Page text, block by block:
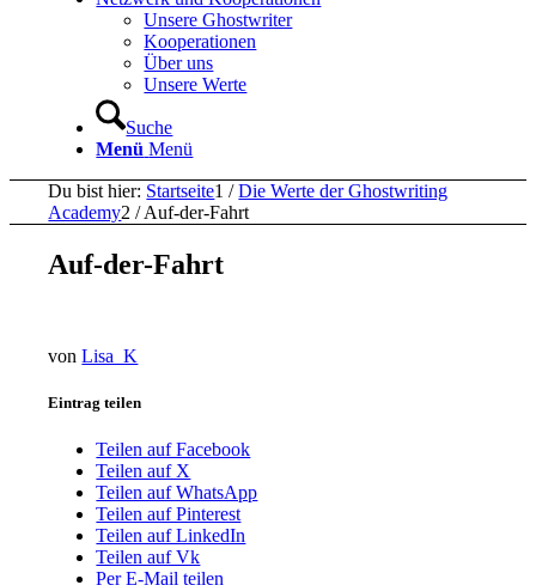
Unsere Ghostwriter
Kooperationen
Über uns
Unsere Werte
Suche
Menü Menü
Du bist hier: Startseite1 / Die Werte der Ghostwriting
Academy2 / Auf-der-Fahrt
Auf-der-Fahrt
vonLisa_K
Eintrag teilen
Teilen auf Facebook
Teilen auf X
Teilen auf WhatsApp
Teilen auf Pinterest
Teilen auf LinkedIn
Teilen auf Vk
Per E-Mail teilen